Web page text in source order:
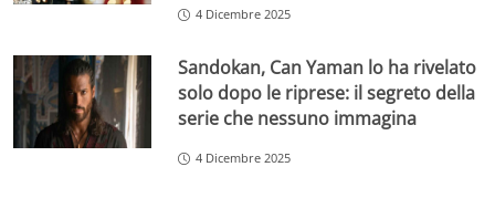
4 Dicembre 2025
Sandokan, Can Yaman lo ha rivelato
solo dopo le riprese: il segreto della
serie che nessuno immagina
4 Dicembre 2025